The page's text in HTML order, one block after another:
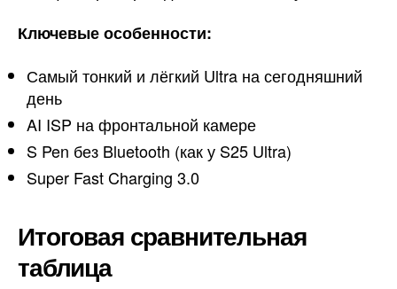
Ключевые особенности:
Самый тонкий и лёгкий Ultra на сегодняшний
день
AI ISP на фронтальной камере
S Pen без Bluetooth (как у S25 Ultra)
Super Fast Charging 3.0
Итоговая сравнительная
таблица